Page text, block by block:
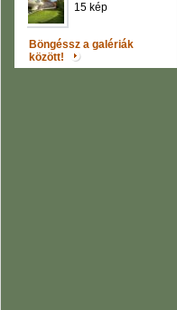
15 kép
Böngéssz a galériák
között!